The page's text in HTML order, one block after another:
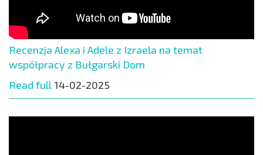
Recenzja Alexa i Adele z Izraela na temat
współpracy z Bułgarski Dom
Read full 14-02-2025